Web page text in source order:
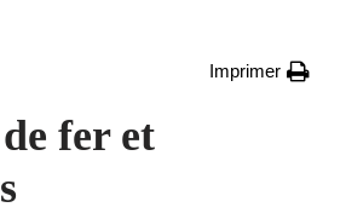
Imprimer
fer et